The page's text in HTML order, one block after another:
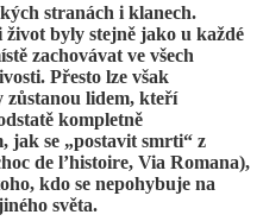
stranách i klanech.
byly stejně jako u každé
zachovávat ve všech
Přesto lze však
zůstanou lidem, kteří
kompletně
jak se „postavit smrti“ z
de l’histoire, Via Romana),
kdo se nepohybuje na
světa.